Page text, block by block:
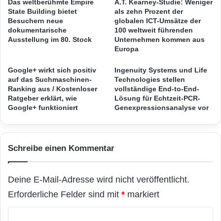
Modelle. USB-Verteiler bringt kein Kandidat im
COMPUTERBILD-Test mit,Lautsprecherhat
nur einer an Bord. Auch die
Geräte von Asus, Packard Bell und Samsung
müssen mit einem analogen Bildsignal-
Eingang (VGA) auskommen. Die anderen
Kandidaten bieten immerhin einen
digitalen Signalübertragung ein etwas
schärferes Bild zustande bringt.
So auch der Viewsonic VA2248-LED
s
i
m
U
e
r
n
e
h
m
e
n
"
s
t
e
i
O
M
P
U
E
R
B
L
D
T
e
Das weltberühmte Empire
State Building bietet
Besuchern neue
dokumentarische
Ausstellung im 80. Stock
A.T. Kearney-Studie: Weniger
als zehn Prozent der
globalen ICT-Umsätze der
100 weltweit führenden
Unternehmen kommen aus
Europa
Google+ wirkt sich positiv
auf das Suchmaschinen-
Ranking aus / Kostenloser
Ratgeber erklärt, wie
Google+ funktioniert
Ingenuity Systems und Life
Technologies stellen
vollständige End-to-End-
Lösung für Echtzeit-PCR-
Genexpressionsanalyse vor
Schreibe einen Kommentar
Deine E-Mail-Adresse wird nicht veröffentlicht.
Erforderliche Felder sind mit * markiert